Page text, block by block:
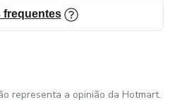
frequentes
representa a opinião da Hotmart.